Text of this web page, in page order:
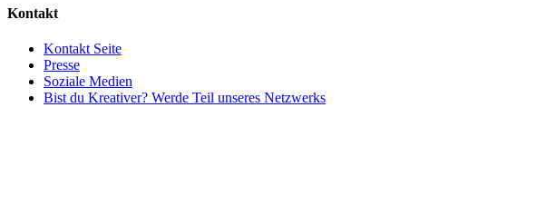
Kontakt
Kontakt Seite
Presse
Soziale Medien
Bist du Kreativer? Werde Teil unseres Netzwerks